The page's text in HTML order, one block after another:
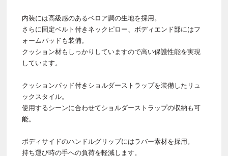
内装には高級感のあるベロア調の生地を採用。
さらに固定ベルト付きネックピロー、ボディエンド部にはフ
ォームパッドも装備。
クッション材もしっかりしていますので高い保護性能を実現
しています。
クッションパッド付きショルダーストラップを装備したリュ
ックスタイル。
使用するシーンに合わせてショルダーストラップの収納も可
能。
ボディサイドのハンドルグリップにはラバー素材を採用。
持ち運び時の手への負荷を軽減します。